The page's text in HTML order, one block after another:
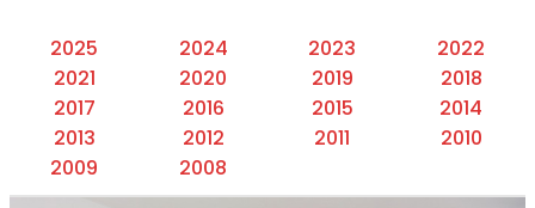
2025
2021
2017
2013
2009
2024
2020
2016
2012
2008
2023
2019
2015
2011
2022
2018
2014
2010